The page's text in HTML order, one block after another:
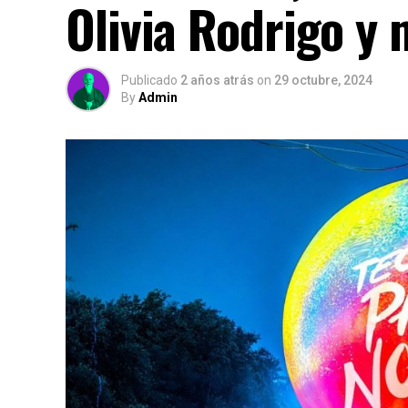
Olivia Rodrigo y
Publicado 2 años atrás on 29 octubre, 2024
ByAdmin